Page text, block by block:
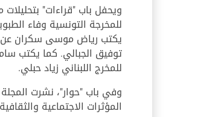
ويحفل باب "قراءات"
للمخرجة التونسية وفاء
يكتب رياض موسى سكران عن
توفيق الجبالي. كما يكتب
للمخرج اللبناني زياد حبلي.
وفي باب "حوار"، نشرت
المؤثرات الاجتماعية